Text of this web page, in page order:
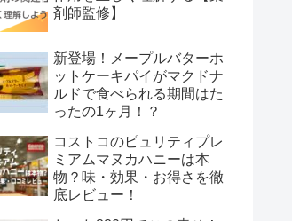
剤師監修】
新登場！メープルバターホ
ットケーキパイがマクドナ
ルドで食べられる期間はた
ったの1ヶ月！？
コストコのピュリティプレ
ミアムマヌカハニーは本
物？味・効果・お得さを徹
底レビュー！